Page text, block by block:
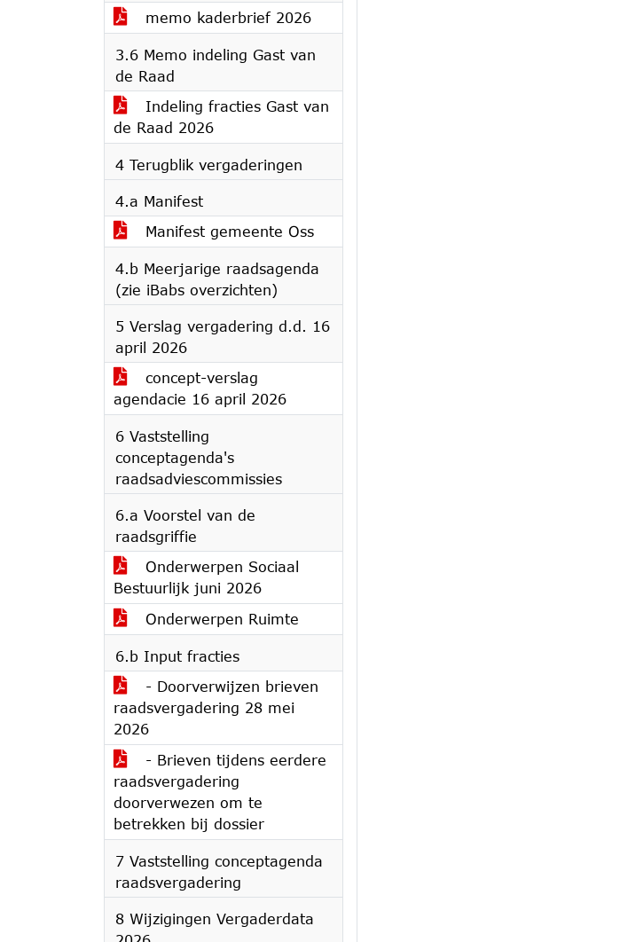
memo kaderbrief 2026
3.6 Memo indeling Gast van
de Raad
Indeling fracties Gast van
de Raad 2026
4 Terugblik vergaderingen
4.a Manifest
Manifest gemeente Oss
4.b Meerjarige raadsagenda
(zie iBabs overzichten)
5 Verslag vergadering d.d. 16
april 2026
concept-verslag
agendacie 16 april 2026
6 Vaststelling
conceptagenda's
raadsadviescommissies
6.a Voorstel van de
raadsgriffie
Onderwerpen Sociaal
Bestuurlijk juni 2026
Onderwerpen Ruimte
6.b Input fracties
- Doorverwijzen brieven
raadsvergadering 28 mei
2026
- Brieven tijdens eerdere
raadsvergadering
doorverwezen om te
betrekken bij dossier
7 Vaststelling conceptagenda
raadsvergadering
8 Wijzigingen Vergaderdata